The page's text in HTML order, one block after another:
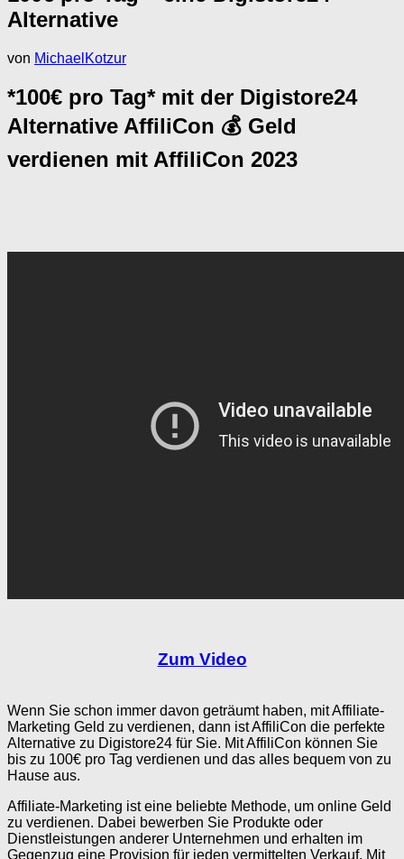
Alternative
von MichaelKotzur
*100€ pro Tag* mit der Digistore24
Alternative AffiliCon 💰 Geld
verdienen mit AffiliCon 2023
Zum Video
Wenn Sie schon immer davon geträumt haben, mit Affiliate-
Marketing Geld zu verdienen, dann ist AffiliCon die perfekte
Alternative zu Digistore24 für Sie. Mit AffiliCon können Sie
bis zu 100€ pro Tag verdienen und das alles bequem von zu
Hause aus.
Affiliate-Marketing ist eine beliebte Methode, um online Geld
zu verdienen. Dabei bewerben Sie Produkte oder
Dienstleistungen anderer Unternehmen und erhalten im
Gegenzug eine Provision für jeden vermittelten Verkauf. Mit